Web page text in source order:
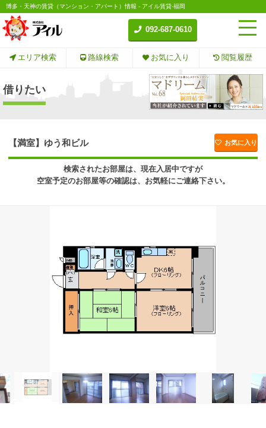
博多・天神の賃貸（マンション・アパート）情報 - アイル賃貸-福岡
092-687-0610
エリア検索 路線検索 お気に入り 閲覧履歴
借りたい
【満室】ゆう和ビル お気に入り
検索されたお部屋は、現在入居中ですが
空室予定のお部屋等の確認は、お気軽にご連絡下さい。